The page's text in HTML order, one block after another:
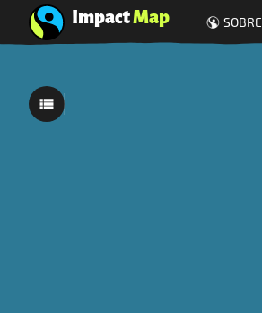
ImpactMap SOBRE